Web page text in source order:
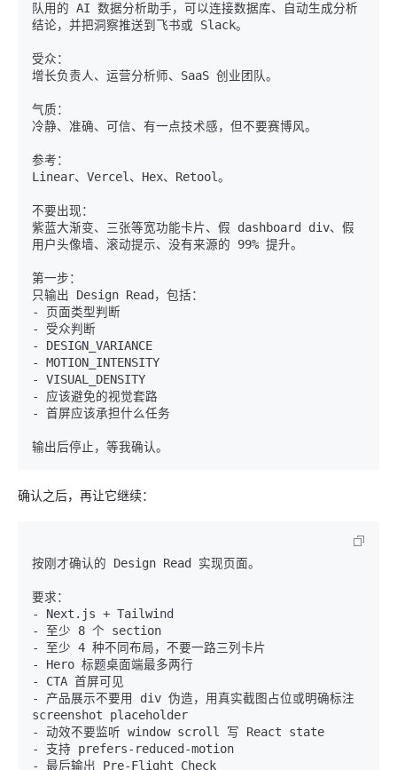
队用的 AI 数据分析助手，可以连接数据库、自动生成分析
结论，并把洞察推送到飞书或 Slack。
受众：
增长负责人、运营分析师、SaaS 创业团队。
气质：
冷静、准确、可信、有一点技术感，但不要赛博风。
参考：
Linear、Vercel、Hex、Retool。
不要出现：
紫蓝大渐变、三张等宽功能卡片、假 dashboard div、假
用户头像墙、滚动提示、没有来源的 99% 提升。
第一步：
只输出 Design Read，包括：
- 页面类型判断
- 受众判断
- DESIGN_VARIANCE
- MOTION_INTENSITY
- VISUAL_DENSITY
- 应该避免的视觉套路
- 首屏应该承担什么任务
确认之后，再让它继续：
按刚才确认的 Design Read 实现页面。
要求：
- Next.js + Tailwind
- 至少 8 个 section
- 至少 4 种不同布局，不要一路三列卡片
- Hero 标题桌面端最多两行
- CTA 首屏可见
- 产品展示不要用 div 伪造，用真实截图占位或明确标注
screenshot placeholder
- 动效不要监听 window scroll 写 React state
- 支持 prefers-reduced-motion